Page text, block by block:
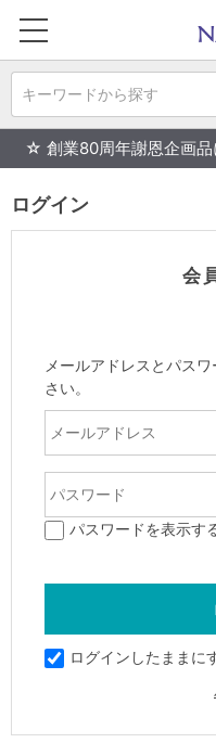
キーワードから探す
☆ 創業80周年謝恩企画
ログイン
会
メールアドレスとパス
さい。
パスワードを表示す
ログインしたままに